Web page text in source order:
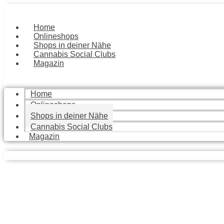
springenHome
Onlineshops
Shops in deiner Nähe
Cannabis Social Clubs
Magazin
Home
Onlineshops
Shops in deiner Nähe
Cannabis Social Clubs
Magazin